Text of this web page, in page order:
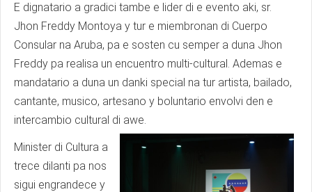
E dignatario a gradici tambe e lider di e evento aki, sr.
Jhon Freddy Montoya y tur e miembronan di Cuerpo
Consular na Aruba, pa e sosten cu semper a duna Jhon
Freddy pa realisa un encuentro multi-cultural. Ademas e
mandatario a duna un danki special na tur artista, bailado,
cantante, musico, artesano y boluntario envolvi den e
intercambio cultural di awe.
Minister di Cultura a
trece dilanti pa nos
sigui engrandece y